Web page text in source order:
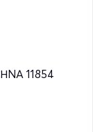
11854